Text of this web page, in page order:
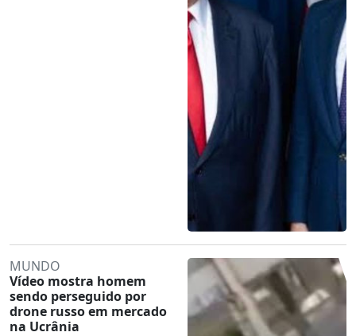
MUNDO
Vídeo mostra homem
sendo perseguido por
drone russo em mercado
na Ucrânia